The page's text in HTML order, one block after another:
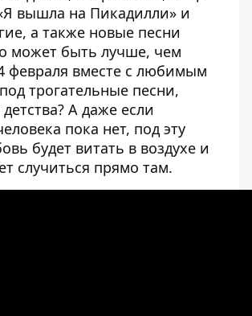
вышла на Пикадилли» и
а также новые песни
может быть лучше, чем
февраля вместе с любимым
трогательные песни,
А даже если
пока нет, под эту
будет витать в воздухе и
случиться прямо там.